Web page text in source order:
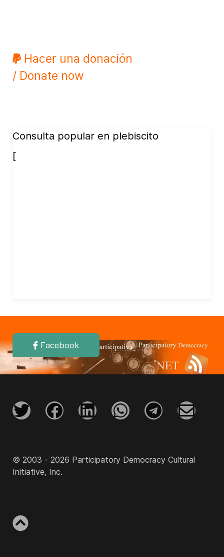
Hacer una donación
/ Donate now
Consulta popular en plebiscito
[
Facebook
© 2003 - 2026 Participatory Democracy Cultural
Initiative, Inc.